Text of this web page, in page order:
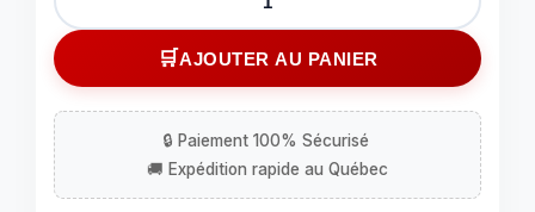
de
Câble
VGA
mâle
à
mâle
avec
AJOUTER AU PANIER